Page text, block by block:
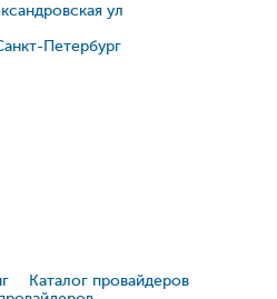
ул
Петербург
Каталог провайдеров